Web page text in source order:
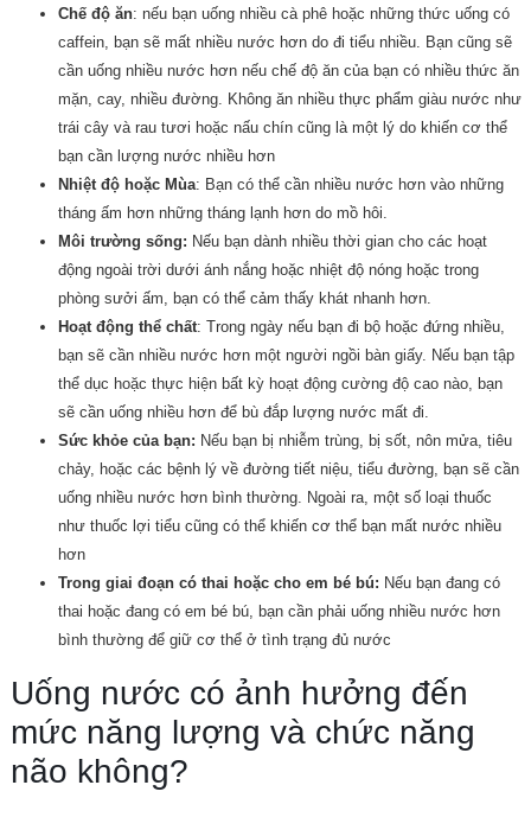
Chế độ ăn: nếu bạn uống nhiều cà phê hoặc những thức uống có
caffein, bạn sẽ mất nhiều nước hơn do đi tiểu nhiều. Bạn cũng sẽ
cần uống nhiều nước hơn nếu chế độ ăn của bạn có nhiều thức ăn
mặn, cay, nhiều đường. Không ăn nhiều thực phẩm giàu nước như
trái cây và rau tươi hoặc nấu chín cũng là một lý do khiến cơ thể
bạn cần lượng nước nhiều hơn
Nhiệt độ hoặc Mùa: Bạn có thể cần nhiều nước hơn vào những
tháng ấm hơn những tháng lạnh hơn do mồ hôi.
Môi trường sống: Nếu bạn dành nhiều thời gian cho các hoạt
động ngoài trời dưới ánh nắng hoặc nhiệt độ nóng hoặc trong
phòng sưởi ấm, bạn có thể cảm thấy khát nhanh hơn.
Hoạt động thể chất: Trong ngày nếu bạn đi bộ hoặc đứng nhiều,
bạn sẽ cần nhiều nước hơn một người ngồi bàn giấy. Nếu bạn tập
thể dục hoặc thực hiện bất kỳ hoạt động cường độ cao nào, bạn
sẽ cần uống nhiều hơn để bù đắp lượng nước mất đi.
Sức khỏe của bạn: Nếu bạn bị nhiễm trùng, bị sốt, nôn mửa, tiêu
chảy, hoặc các bệnh lý về đường tiết niệu, tiểu đường, bạn sẽ cần
uống nhiều nước hơn bình thường. Ngoài ra, một số loại thuốc
như thuốc lợi tiểu cũng có thể khiến cơ thể bạn mất nước nhiều
hơn
Trong giai đoạn có thai hoặc cho em bé bú: Nếu bạn đang có
thai hoặc đang có em bé bú, bạn cần phải uống nhiều nước hơn
bình thường để giữ cơ thể ở tình trạng đủ nước
Uống nước có ảnh hưởng đến
mức năng lượng và chức năng
não không?